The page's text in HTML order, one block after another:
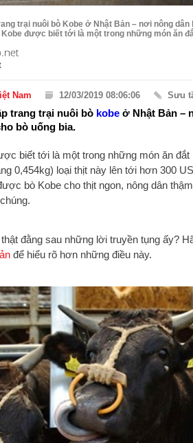
trại nuôi bò Kobe ở Nhật Bản – nơi nông
Kobe được biết tới là một trong những món ăn
Nam 12/03/2019 08:06:06 Sưu
trang trại nuôi bò kobe ở Nhật Bản –
bò uống bia.
biết tới là một trong những món ăn
0,454kg) loại thịt này lên tới hơn 300
bò Kobe cho thịt ngon, nông dân
đằng sau những lời truyền tụng ấy?
để hiểu rõ hơn những điều này.